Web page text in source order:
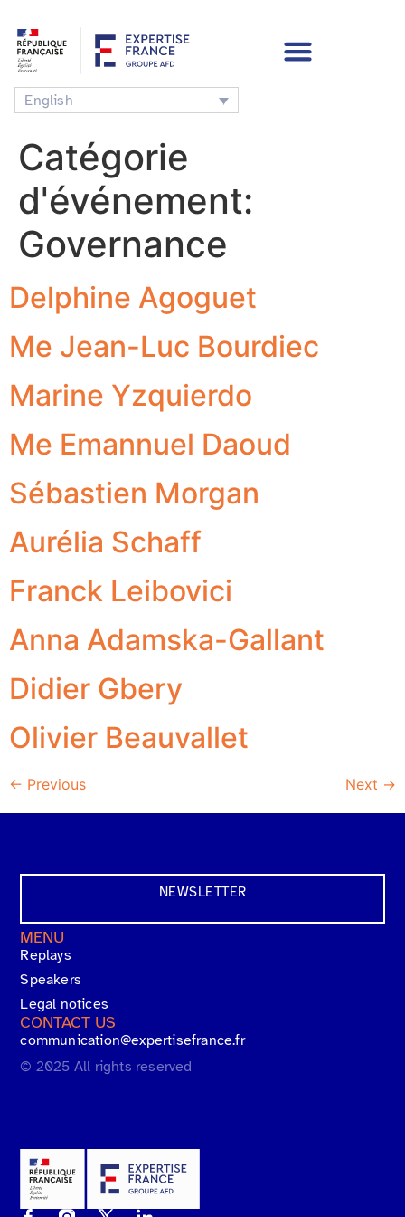
English
Catégorie
d'événement:
Governance
Delphine Agoguet
Me Jean-Luc Bourdiec
Marine Yzquierdo
Me Emannuel Daoud
Sébastien Morgan
Aurélia Schaff
Franck Leibovici
Anna Adamska-Gallant
Didier Gbery
Olivier Beauvallet
← Previous Next →
NEWSLETTER
MENU
Replays
Speakers
Legal notices
CONTACT US
communication@expertisefrance.fr
© 2025 All rights reserved